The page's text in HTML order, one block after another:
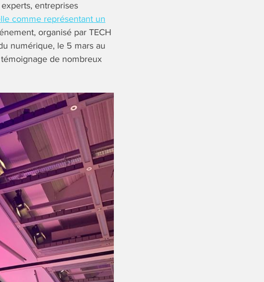
entreprises
comme représentant un
organisé par TECH
numérique, le 5 mars au
de nombreux